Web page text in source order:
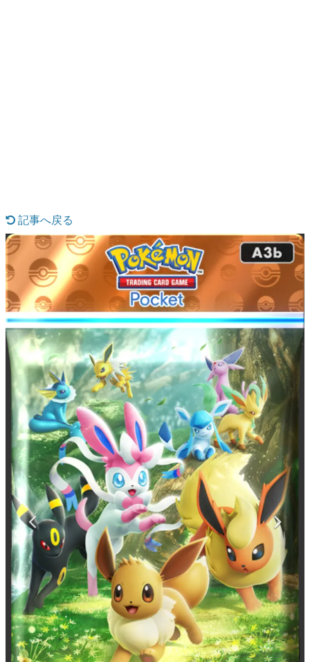
なんでゲームは面白い？
ゲーム開発者・hamatsu氏がゲームの魅力を画面や操作の
具体的な形から解き明かしていく、硬派で骨太な評論連載
です。
ゲームが変えた日本語
「経験値」「裏技」「ラスボス」… ゲームにまつわる言葉
の起源や用法の変遷を、コンピューター文化史研究家・タ
イニーP氏が徹底調査。
カテゴリ
特集記事
マンガ
女性向け
アプリレビュー
その他
電ファミニコゲーマーとは？
運営：株式会社マレ
記事へ戻る